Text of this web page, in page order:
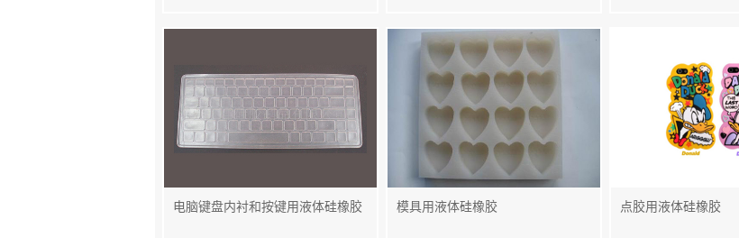
电脑键盘内衬和按键用液体硅橡胶 模具用液体硅橡胶 点胶用液体硅橡胶